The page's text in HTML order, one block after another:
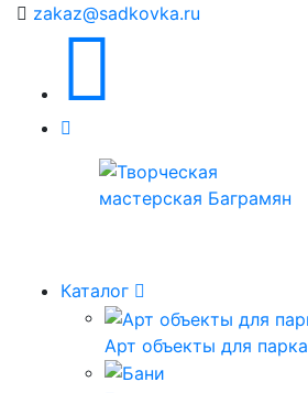
zakaz@sadkovka.ru
Каталог
Арт объекты для парка